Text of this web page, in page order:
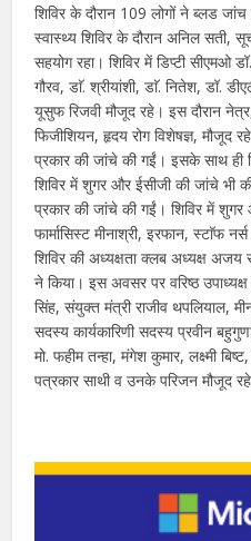
शिविर के दौरान 109 लोगों ने ब्लड
स्वास्थ्य शिविर के दौरान अनिल सती,
सहयोग रहा। शिविर में डिप्टी सीएमओ
गौरव, डाॅ. श्रीयांशी, डाॅ. नितेश, डॉ.
यूसुफ रिजवी मौजूद रहे। इस दौरान
फिजीशियन, हृदय रोग विशेषज्ञ,
प्रकार की जांचे की गईं। इसके साथ ही
शिविर में शुगर और ईसीजी की जांचे
प्रकार की जांचे की गईं। शिविर में
फार्मासिस्ट मीनाश्री, इरफान, स्टाॅफ
शिविर की अध्यक्षता क्लब अध्यक्ष अजय
ने किया। इस अवसर पर वरिष्ठ उपाध्यक्ष
सिंह, संयुक्त मंत्री राजीव थपलियाल,
सदस्य कार्यकारिणी सदस्य प्रवीन
मो. फहीम तन्हा, मंगेश कुमार, लक्ष्मी
पत्रकार साथी व उनके परिजन मौजूद